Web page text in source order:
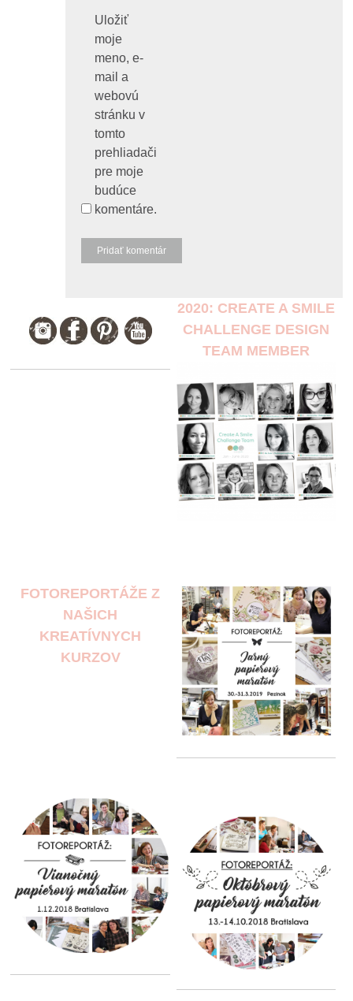
Uložiť
moje
meno, e-
mail a
webovú
stránku v
tomto
prehliadači
pre moje
budúce
komentáre.
2020: CREATE A SMILE
CHALLENGE DESIGN
TEAM MEMBER
FOTOREPORTÁŽE Z
NAŠICH
KREATÍVNYCH
KURZOV